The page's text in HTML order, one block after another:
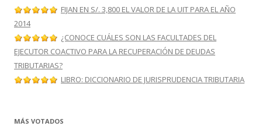
FIJAN EN S/. 3,800 EL VALOR DE LA UIT PARA EL AÑO
2014
¿CONOCE CUÁLES SON LAS FACULTADES DEL
EJECUTOR COACTIVO PARA LA RECUPERACIÓN DE DEUDAS
TRIBUTARIAS?
LIBRO: DICCIONARIO DE JURISPRUDENCIA TRIBUTARIA
MÁS VOTADOS